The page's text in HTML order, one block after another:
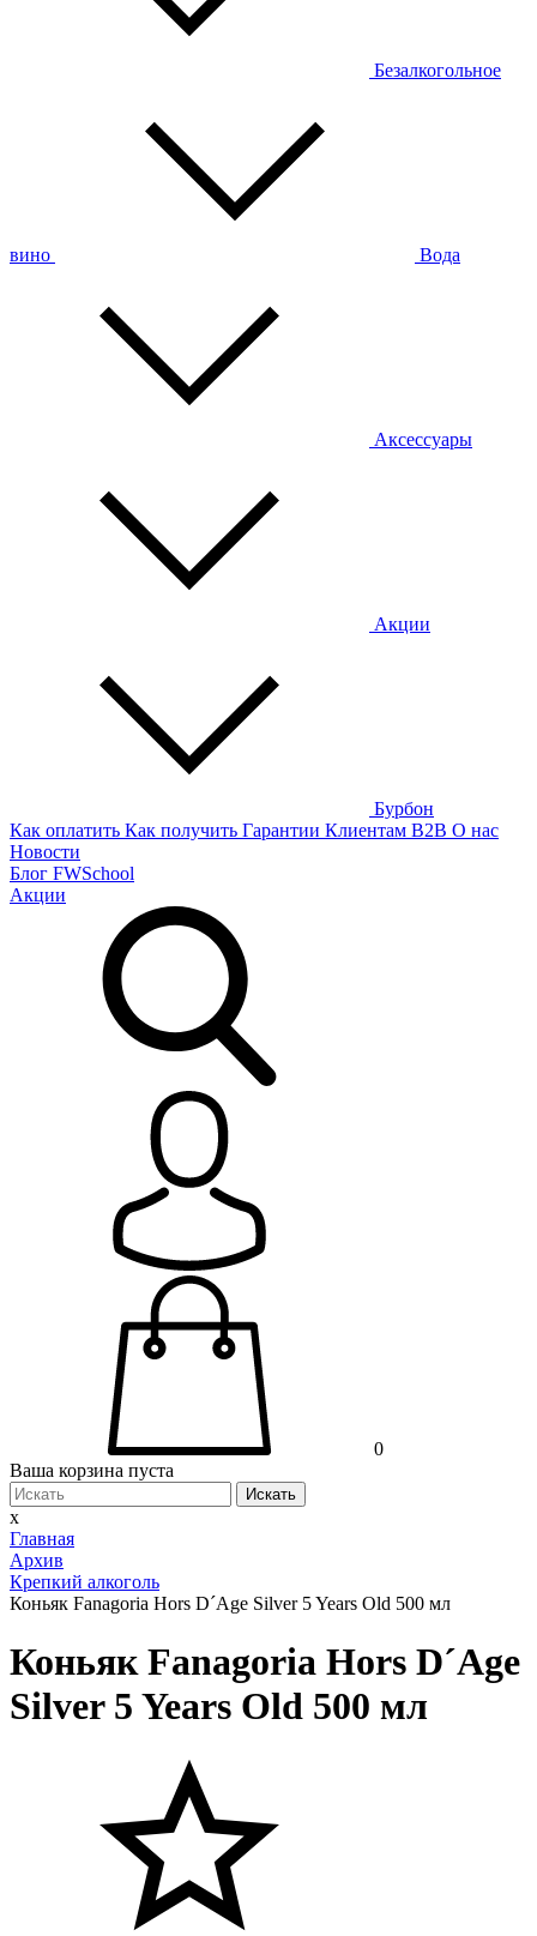
Безалкогольное
вино Вода
Аксессуары
Акции
Бурбон
Как оплатить Как получить Гарантии Клиентам B2B О нас
Новости
Блог FWSchool
Акции
0
Ваша корзина пуста
Искать
x
Главная
Архив
Крепкий алкоголь
Коньяк Fanagoria Hors D´Age Silver 5 Years Old 500 мл
Коньяк Fanagoria Hors D´Age
Silver 5 Years Old 500 мл